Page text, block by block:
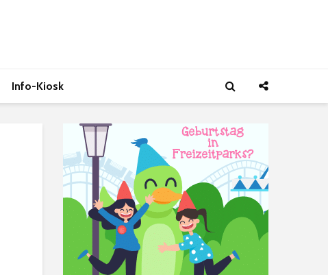
Info-Kiosk